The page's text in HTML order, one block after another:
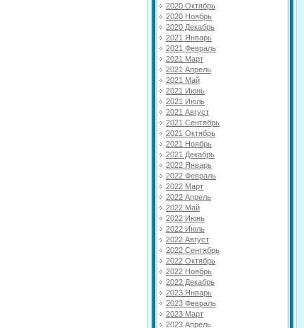
2020 Октябрь
2020 Ноябрь
2020 Декабрь
2021 Январь
2021 Февраль
2021 Март
2021 Апрель
2021 Май
2021 Июнь
2021 Июль
2021 Август
2021 Сентябрь
2021 Октябрь
2021 Ноябрь
2021 Декабрь
2022 Январь
2022 Февраль
2022 Март
2022 Апрель
2022 Май
2022 Июнь
2022 Июль
2022 Август
2022 Сентябрь
2022 Октябрь
2022 Ноябрь
2022 Декабрь
2023 Январь
2023 Февраль
2023 Март
2023 Апрель